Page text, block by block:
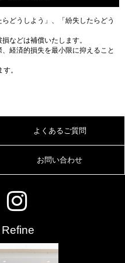
どうしよう」、「紛失したらどう
などは補償いたします。
経済的損失を最小限に抑えること
。
よくあるご質問
お問い合わせ